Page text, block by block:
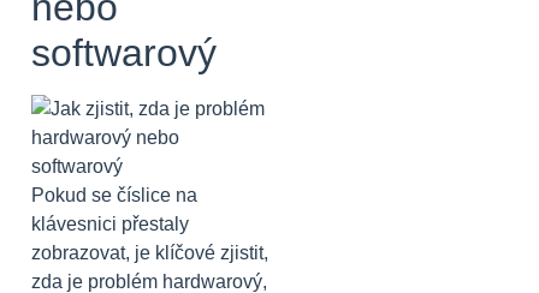
softwarový
Pokud se číslice na
klávesnici přestaly
zobrazovat, je klíčové zjistit,
zda je problém hardwarový,